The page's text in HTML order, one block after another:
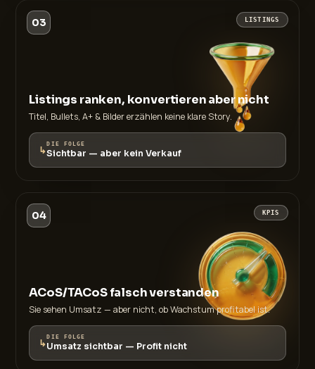
03 LISTINGS
Listings ranken, konvertieren aber nicht
Titel, Bullets, A+ & Bilder erzählen keine klare Story.
↳ DIE FOLGE
Sichtbar — aber kein Verkauf
04 KPIS
ACoS/TACoS falsch verstanden
Sie sehen Umsatz — aber nicht, ob Wachstum profitabel ist.
↳ DIE FOLGE
Umsatz sichtbar — Profit nicht